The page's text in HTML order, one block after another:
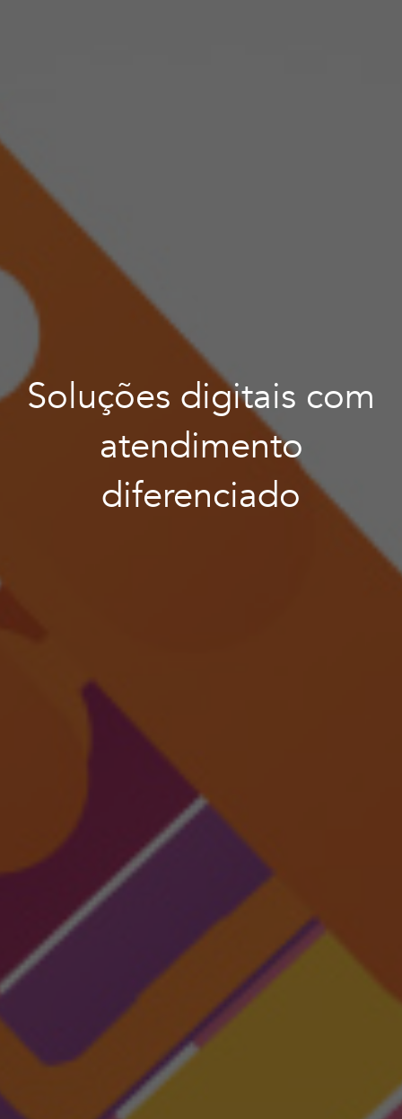
Soluções digitais com
atendimento
diferenciado